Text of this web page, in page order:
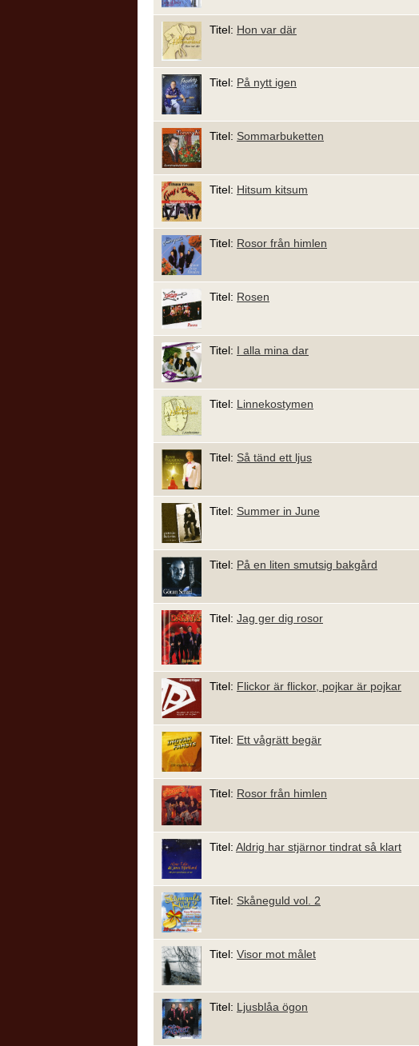
Titel: Hon var där
Titel: På nytt igen
Titel: Sommarbuketten
Titel: Hitsum kitsum
Titel: Rosor från himlen
Titel: Rosen
Titel: I alla mina dar
Titel: Linnekostymen
Titel: Så tänd ett ljus
Titel: Summer in June
Titel: På en liten smutsig bakgård
Titel: Jag ger dig rosor
Titel: Flickor är flickor, pojkar är pojkar
Titel: Ett vågrätt begär
Titel: Rosor från himlen
Titel: Aldrig har stjärnor tindrat så klart
Titel: Skåneguld vol. 2
Titel: Visor mot målet
Titel: Ljusblåa ögon